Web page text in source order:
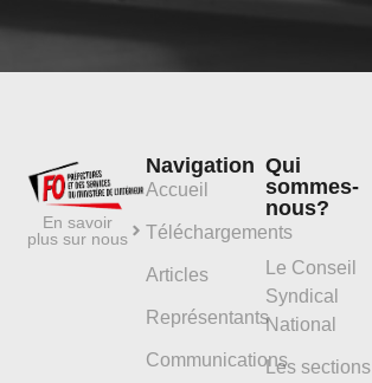
En savoir
plus sur nous
Navigation
Accueil
Téléchargements
Articles
Représentants
Communications
Qui
sommes-
nous?
Le Conseil
Syndical
National
Les sections